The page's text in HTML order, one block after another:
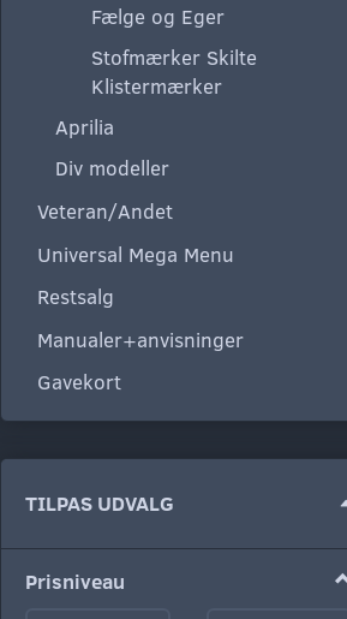
Fælge og Eger
Stofmærker Skilte
Klistermærker
Aprilia
Div modeller
Veteran/Andet
Universal Mega Menu
Restsalg
Manualer+anvisninger
Gavekort
TILPAS UDVALG
Prisniveau